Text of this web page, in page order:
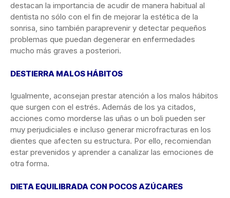
destacan la importancia de acudir de manera habitual al
dentista no sólo con el fin de mejorar la estética de la
sonrisa, sino también paraprevenir y detectar pequeños
problemas que puedan degenerar en enfermedades
mucho más graves a posteriori.
DESTIERRA MALOS HÁBITOS
Igualmente, aconsejan prestar atención a los malos hábitos
que surgen con el estrés. Además de los ya citados,
acciones como morderse las uñas o un boli pueden ser
muy perjudiciales e incluso generar microfracturas en los
dientes que afecten su estructura. Por ello, recomiendan
estar prevenidos y aprender a canalizar las emociones de
otra forma.
DIETA EQUILIBRADA CON POCOS AZÚCARES